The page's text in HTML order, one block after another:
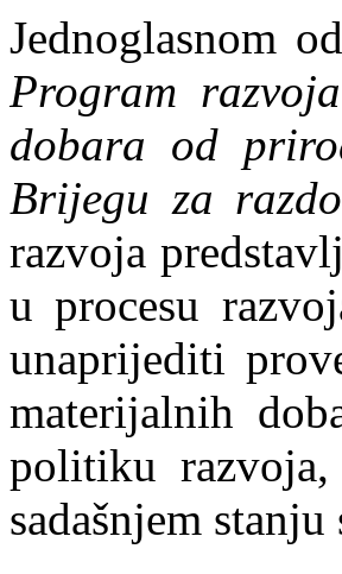
Jednoglasnom
Program
dobara od
Brijegu za
razvoja
u procesu
unaprijediti
materijalnih
politiku razvoja,
sadašnjem